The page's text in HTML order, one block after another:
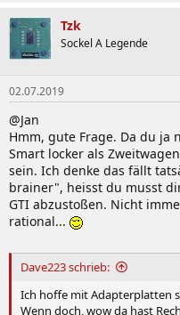
Tzk
Sockel A Legende
02.07.2019
@Jan
Hmm, gute Frage. Da du ja
Smart locker als
sein. Ich denke das fällt
brainer", heisst du musst
GTI abzustoßen. Nicht
rational...
Dave223 schrieb:
Ich hoffe mit Adapterplatten
Wenn doch, wow da hast